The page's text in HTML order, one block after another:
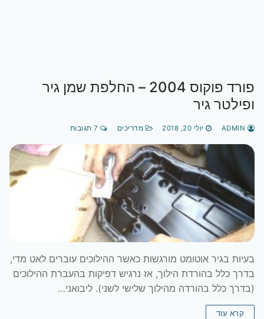
פורד פוקוס 2004 – החלפת שמן גיר
ופילטר גיר
יולי 20, 2018 מדריכים
בעיות בגיר אוטומט מורגשות כאשר ההילוכים עוברים לאט מדי,
בדרך כלל בהורדת הילוך, אז נרגיש דפיקות בהעברת ההילוכים
(בדרך כלל בהורדה מהילוך שלישי לשני). ליבואני…
קרא עוד